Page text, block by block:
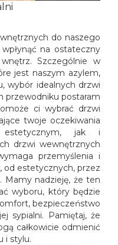
do naszego
na ostateczny
Szczególnie w
jest naszym azylem,
wybór idealnych drzwi
przewodniku postaram
ci wybrać drzwi
twoje oczekiwania
jak i
drzwi wewnętrznych
przemyślenia i
od estetycznych, przez
Mamy nadzieję, że ten
wyboru, który będzie
bezpieczeństwo
sypialni. Pamiętaj, że
całkowicie odmienić
i stylu.